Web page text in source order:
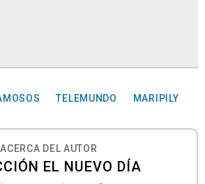
TELEMUNDO
MARIPILY
ACERCA DEL AUTOR
EL NUEVO DÍA